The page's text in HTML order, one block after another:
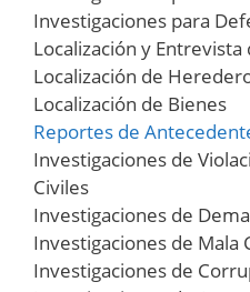
Investigaciones para
Localización y Entrevista
Localización de
Localización de Bienes
Reportes de
Investigaciones de
Civiles
Investigaciones de
Investigaciones de Mala
Investigaciones de